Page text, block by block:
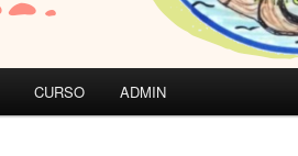
CURSO ADMIN